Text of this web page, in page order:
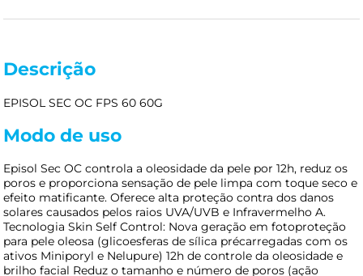
Descrição
EPISOL SEC OC FPS 60 60G
Modo de uso
Episol Sec OC controla a oleosidade da pele por 12h, reduz os
poros e proporciona sensação de pele limpa com toque seco e
efeito matificante. Oferece alta proteção contra dos danos
solares causados pelos raios UVA/UVB e Infravermelho A.
Tecnologia Skin Self Control: Nova geração em fotoproteção
para pele oleosa (glicoesferas de sílica précarregadas com os
ativos Miniporyl e Nelupure) 12h de controle da oleosidade e
brilho facial Reduz o tamanho e número de poros (ação